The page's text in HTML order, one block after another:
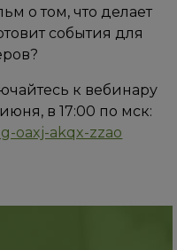
о том, что делает
события для
к вебинару
в 17:00 по мск:
oaxj-akqx-zzao